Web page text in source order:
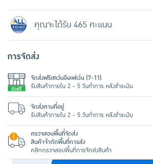
คุณจะได้รับ 465 คะแนน
การจัดส่ง
จัดส่งฟรีเซเว่นอีเลฟเว่น (7-11)
รับสินค้าภายใน 2 - 5 วันทำการ หลังชำระเงิน
จัดส่งตามที่อยู่
รับสินค้าภายใน 2 - 5 วันทำการ หลังชำระเงิน
ตรวจสอบพื้นที่จัดส่ง
สินค้าจำกัดพื้นที่การส่ง
คลิกตรวจสอบพื้นที่การจัดส่งสินค้า